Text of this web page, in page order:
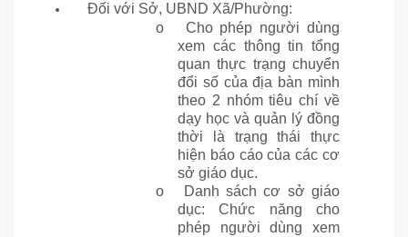
Đối với Sở, UBND Xã/Phường:
o
Cho phép người dùng
xem các thông tin tổng
quan thực trạng chuyển
đổi số của địa bàn mình
theo 2 nhóm tiêu chí về
dạy học và quản lý đồng
thời là trạng thái thực
hiện báo cáo của các cơ
sở giáo dục.
o
Danh sách cơ sở giáo
dục: Chức năng cho
phép người dùng xem